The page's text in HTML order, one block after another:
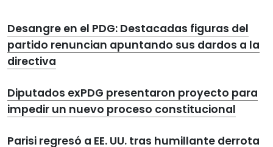
Desangre en el PDG: Destacadas figuras del
partido renuncian apuntando sus dardos a la
directiva
Diputados exPDG presentaron proyecto para
impedir un nuevo proceso constitucional
Parisi regresó a EE. UU. tras humillante derrota